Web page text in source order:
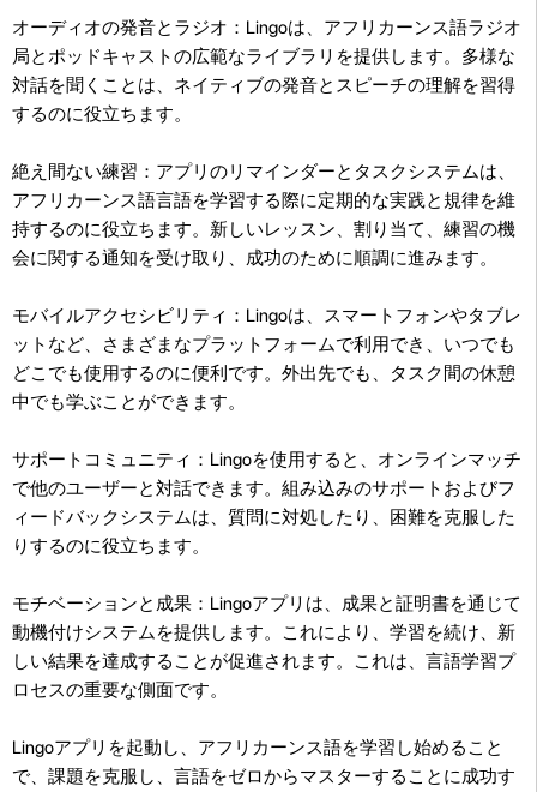
オーディオの発音とラジオ：Lingoは、アフリカーンス語ラジオ
局とポッドキャストの広範なライブラリを提供します。多様な
対話を聞くことは、ネイティブの発音とスピーチの理解を習得
するのに役立ちます。
絶え間ない練習：アプリのリマインダーとタスクシステムは、
アフリカーンス語言語を学習する際に定期的な実践と規律を維
持するのに役立ちます。新しいレッスン、割り当て、練習の機
会に関する通知を受け取り、成功のために順調に進みます。
モバイルアクセシビリティ：Lingoは、スマートフォンやタブレ
ットなど、さまざまなプラットフォームで利用でき、いつでも
どこでも使用するのに便利です。外出先でも、タスク間の休憩
中でも学ぶことができます。
サポートコミュニティ：Lingoを使用すると、オンラインマッチ
で他のユーザーと対話できます。組み込みのサポートおよびフ
ィードバックシステムは、質問に対処したり、困難を克服した
りするのに役立ちます。
モチベーションと成果：Lingoアプリは、成果と証明書を通じて
動機付けシステムを提供します。これにより、学習を続け、新
しい結果を達成することが促進されます。これは、言語学習プ
ロセスの重要な側面です。
Lingoアプリを起動し、アフリカーンス語を学習し始めること
で、課題を克服し、言語をゼロからマスターすることに成功す